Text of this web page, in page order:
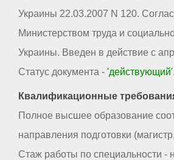
Украины 22.03.2007 N 120.
Министерством труда и
Украины. Введен в действие с
Статус документа - 'действующий'.
Квалификационные
Полное высшее образование
направления подготовки
Стаж работы по специальности -